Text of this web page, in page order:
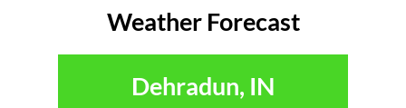
Weather Forecast
Dehradun, IN